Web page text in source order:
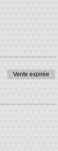
Vente expirée